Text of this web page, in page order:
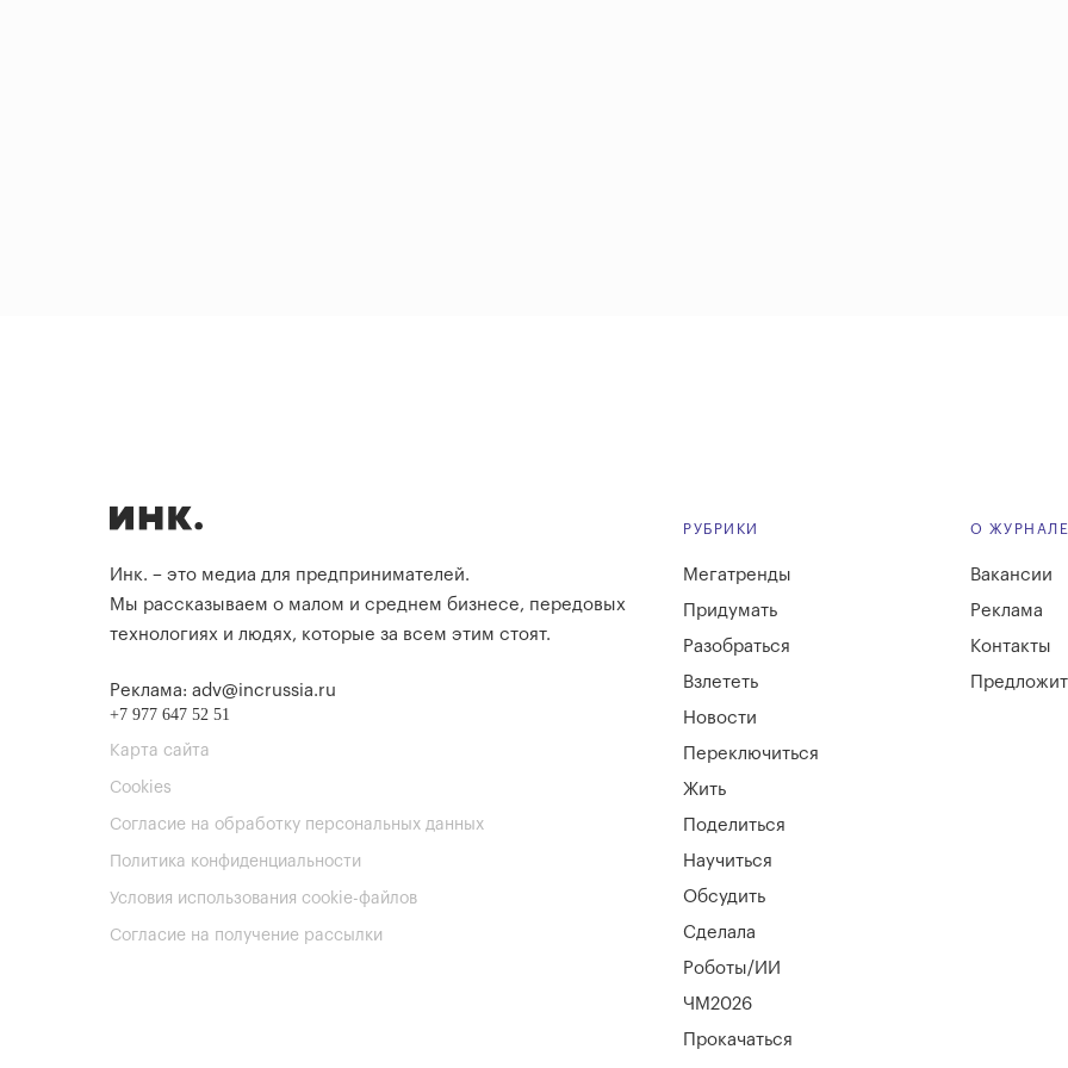
Инк. – это медиа для предпринимателей.
Мы рассказываем о малом и среднем бизнесе, передовых
технологиях и людях, которые за всем этим стоят.
Реклама: adv@incrussia.ru
+7 977 647 52 51
Карта сайта
Cookies
Согласие на обработку персональных данных
Политика конфиденциальности
Условия использования cookie-файлов
Согласие на получение рассылки
РУБРИКИ
Мегатренды
Придумать
Разобраться
Взлететь
Новости
Переключиться
Жить
Поделиться
Научиться
Обсудить
Сделала
Роботы/ИИ
ЧМ2026
Прокачаться
О ЖУРНАЛЕ
Вакансии
Реклама
Контакты